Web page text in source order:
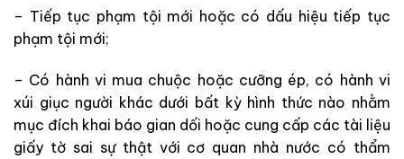
– Tiếp tục phạm tội mới hoặc có dấu hiệu tiếp tục
phạm tội mới;
– Có hành vi mua chuộc hoặc cưỡng ép, có hành vi
xúi giục người khác dưới bất kỳ hình thức nào nhằm
mục đích khai báo gian dối hoặc cung cấp các tài liệu
giấy tờ sai sự thật với cơ quan nhà nước có thẩm